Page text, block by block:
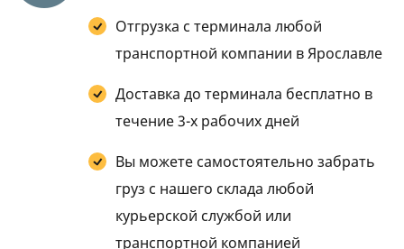
Отгрузка с терминала любой
транспортной компании в Ярославле
Доставка до терминала бесплатно в
течение 3-х рабочих дней
Вы можете самостоятельно забрать
груз с нашего склада любой
курьерской службой или
транспортной компанией